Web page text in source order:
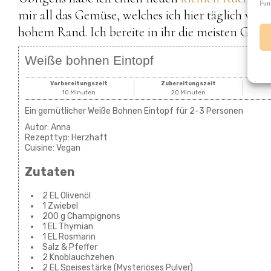
mir all das Gemüse, welches ich hier täglich
hohem Rand. Ich bereite in ihr die meisten
Weiße bohnen Eintopf
Vorbereitungszeit
10 Minuten
Zubereitungszeit
20 Minuten
Ein gemütlicher Weiße Bohnen Eintopf für 2-3 Personen
Autor: Anna
Rezepttyp: Herzhaft
Cuisine: Vegan
Zutaten
2 EL Olivenöl
1 Zwiebel
200 g Champignons
1 EL Thymian
1 EL Rosmarin
Salz & Pfeffer
2 Knoblauchzehen
2 EL Speisestärke (Mysteriöses Pulver)